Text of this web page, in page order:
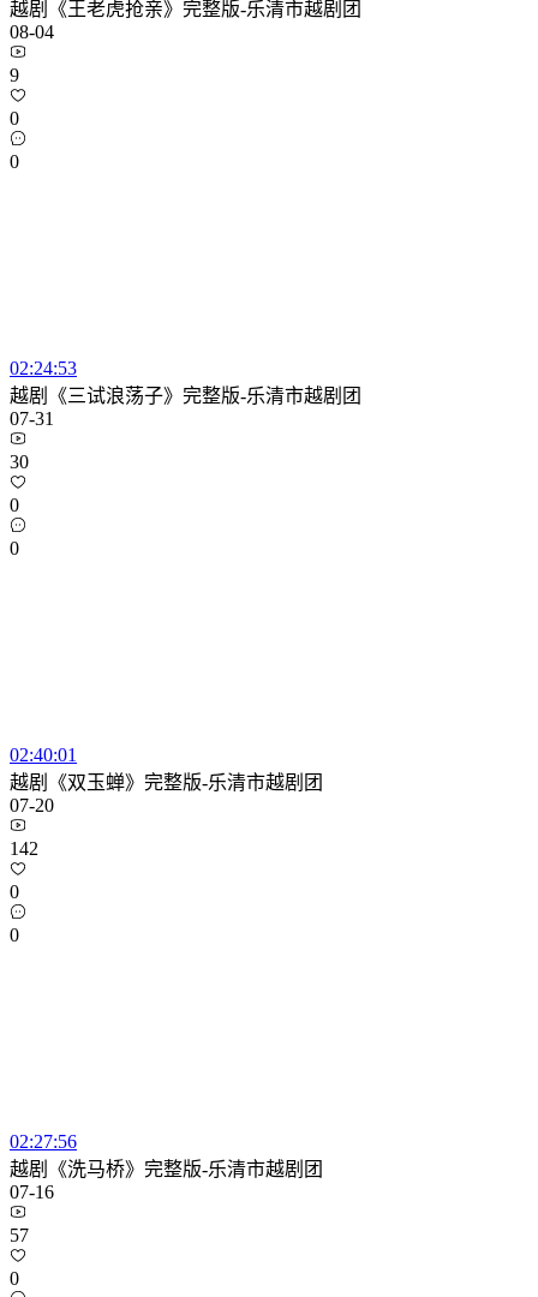
越剧《王老虎抢亲》完整版-乐清市越剧团
08-04
9
0
0
02:24:53
越剧《三试浪荡子》完整版-乐清市越剧团
07-31
30
0
0
02:40:01
越剧《双玉蝉》完整版-乐清市越剧团
07-20
142
0
0
02:27:56
越剧《洗马桥》完整版-乐清市越剧团
07-16
57
0